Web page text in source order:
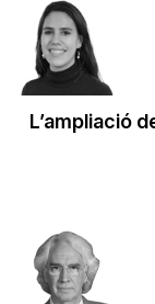
L’ampliació